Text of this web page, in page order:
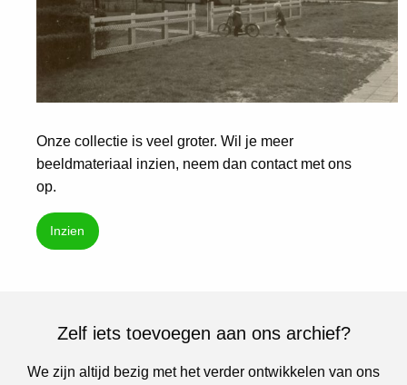
Onze collectie is veel groter. Wil je meer
beeldmateriaal inzien, neem dan contact met ons
op.
Inzien
Zelf iets toevoegen aan ons archief?
We zijn altijd bezig met het verder ontwikkelen van ons